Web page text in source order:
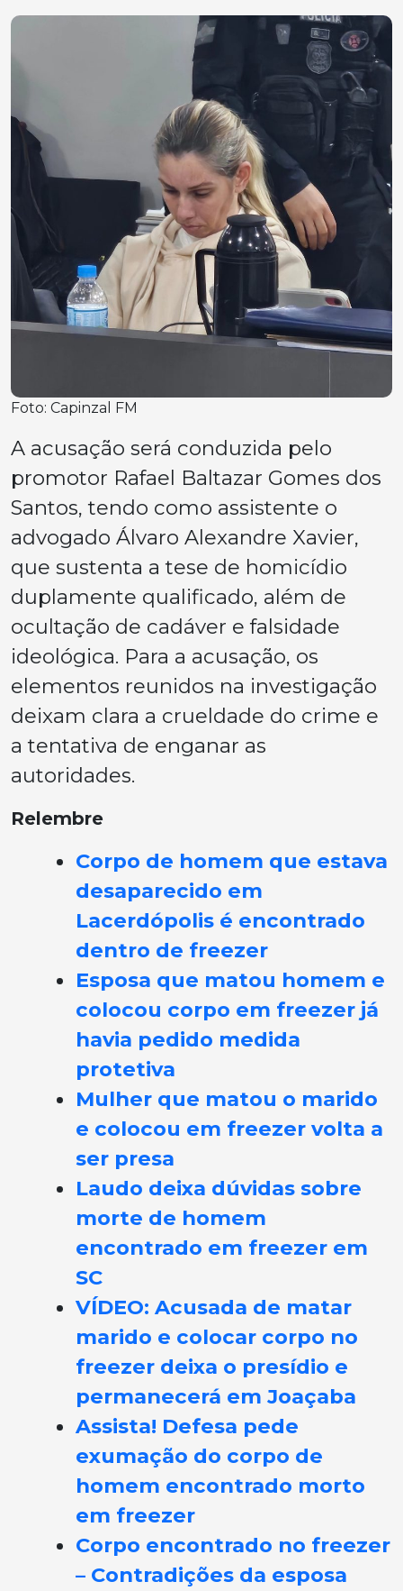
Foto: Capinzal FM
A acusação será conduzida pelo
promotor Rafael Baltazar Gomes dos
Santos, tendo como assistente o
advogado Álvaro Alexandre Xavier,
que sustenta a tese de homicídio
duplamente qualificado, além de
ocultação de cadáver e falsidade
ideológica. Para a acusação, os
elementos reunidos na investigação
deixam clara a crueldade do crime e
a tentativa de enganar as
autoridades.
Relembre
Corpo de homem que estava
desaparecido em
Lacerdópolis é encontrado
dentro de freezer
Esposa que matou homem e
colocou corpo em freezer já
havia pedido medida
protetiva
Mulher que matou o marido
e colocou em freezer volta a
ser presa
Laudo deixa dúvidas sobre
morte de homem
encontrado em freezer em
SC
VÍDEO: Acusada de matar
marido e colocar corpo no
freezer deixa o presídio e
permanecerá em Joaçaba
Assista! Defesa pede
exumação do corpo de
homem encontrado morto
em freezer
Corpo encontrado no freezer
– Contradições da esposa